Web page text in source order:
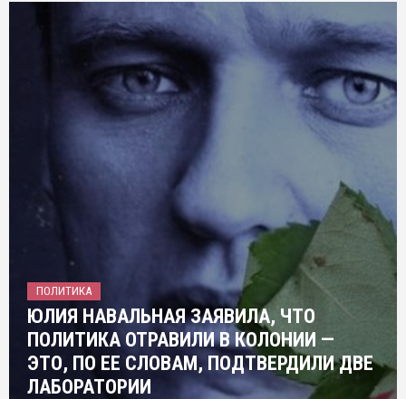
ПОЛИТИКА
ЮЛИЯ НАВАЛЬНАЯ ЗАЯВИЛА, ЧТО
ПОЛИТИКА ОТРАВИЛИ В КОЛОНИИ —
ЭТО, ПО ЕЕ СЛОВАМ, ПОДТВЕРДИЛИ ДВЕ
ЛАБОРАТОРИИ